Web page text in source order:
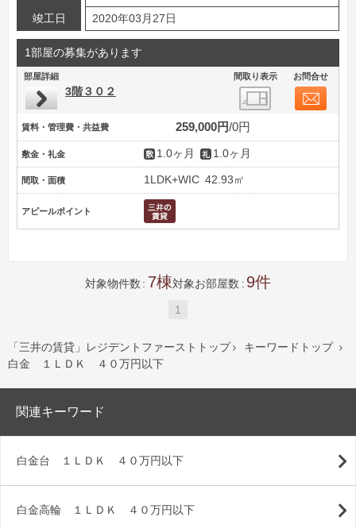
竣工日 2020年03月27日
1部屋の募集があります
部屋詳細 間取り表示 お問合せ
3階３０２
賃料・管理費・共益費 259,000円 0円
敷金・礼金 1.0ヶ月 1.0ヶ月
間取・面積 1LDK+WIC 42.93㎡
アピールポイント
対象物件数 7 対象お部屋数 9
1
「三井の賃貸」レジデントファーストトップ  キーワードトップ 
白金 １ＬＤＫ ４０万円以下
関連キーワード
白金台 １ＬＤＫ ４０万円以下
白金高輪 １ＬＤＫ ４０万円以下